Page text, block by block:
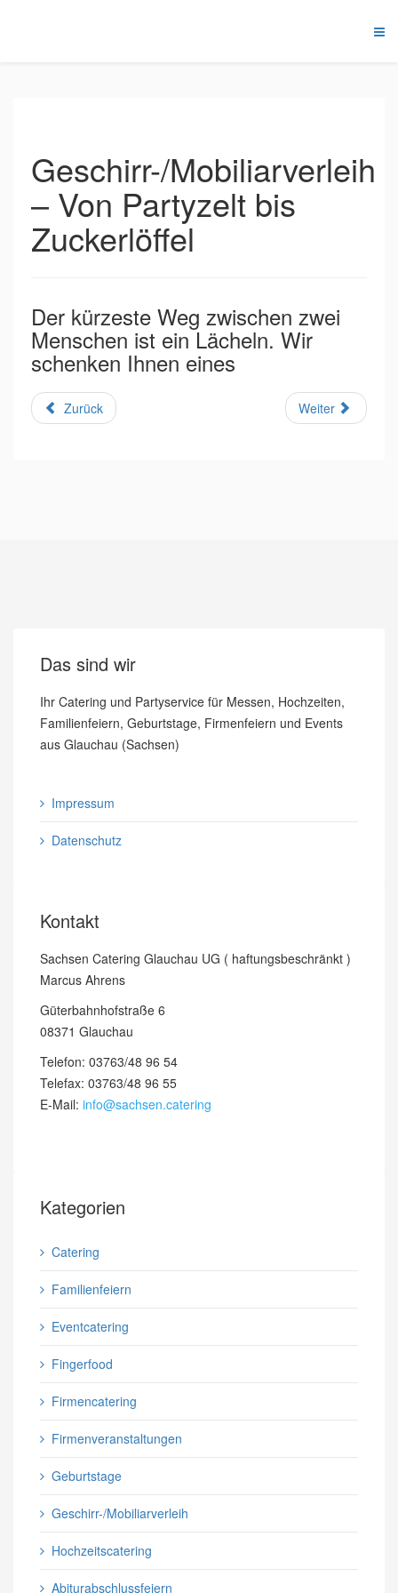
Geschirr-/Mobiliarverleih
– Von Partyzelt bis
Zuckerlöffel
Der kürzeste Weg zwischen zwei
Menschen ist ein Lächeln. Wir
schenken Ihnen eines
Zurück Weiter
Das sind wir
Ihr Catering und Partyservice für Messen, Hochzeiten,
Familienfeiern, Geburtstage, Firmenfeiern und Events
aus Glauchau (Sachsen)
Impressum
Datenschutz
Kontakt
Sachsen Catering Glauchau UG ( haftungsbeschränkt )
Marcus Ahrens
Güterbahnhofstraße 6
08371 Glauchau
Telefon: 03763/48 96 54
Telefax: 03763/48 96 55
E-Mail: info@sachsen.catering
Kategorien
Catering
Familienfeiern
Eventcatering
Fingerfood
Firmencatering
Firmenveranstaltungen
Geburtstage
Geschirr-/Mobiliarverleih
Hochzeitscatering
Abiturabschlussfeiern